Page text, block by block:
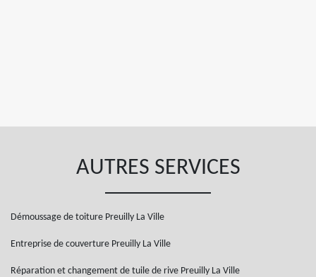
AUTRES SERVICES
Démoussage de toiture Preuilly La Ville
Entreprise de couverture Preuilly La Ville
Réparation et changement de tuile de rive Preuilly La Ville